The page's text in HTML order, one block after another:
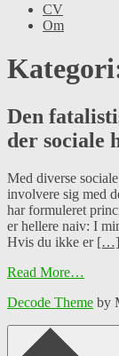
CV
Om
Den
der sociale
Med diverse
involvere sig med
har formuleret
er hellere naiv: I
Hvis du ikke er […]
Read More…
Decode Theme by